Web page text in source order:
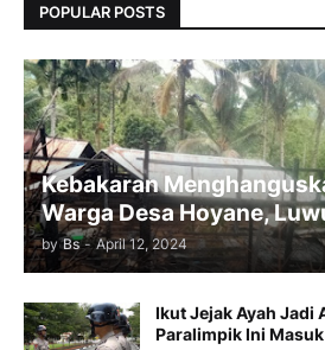
POPULAR POSTS
Kebakaran
Warga Desa Hoyane,
by Bs - April 12, 2024
Ikut Jejak Ayah Jadi
Paralimpik Ini